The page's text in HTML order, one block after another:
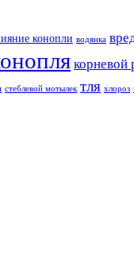
конопли водянка
корневой
стеблевой мотылек тля хлороз